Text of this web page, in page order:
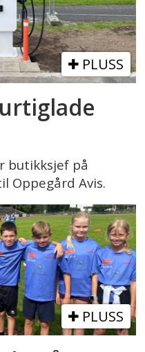
PLUSS
butikksjef på
Oppegård Avis.
PLUSS